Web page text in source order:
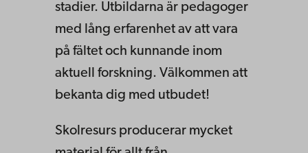
stadier. Utbildarna är pedagoger
med lång erfarenhet av att vara
på fältet och kunnande inom
aktuell forskning. Välkommen att
bekanta dig med utbudet!
Skolresurs producerar mycket